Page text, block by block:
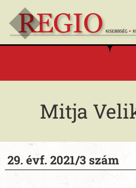
Mitja
29. évf. 2021/3 szám